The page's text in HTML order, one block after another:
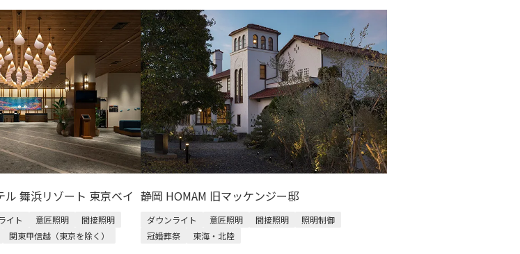
舞浜リゾート 東京ベイ
イト 意匠照明
間接照明
関東甲信越（東京を除く）
静岡 HOMAM 旧マッケンジー邸
ダウンライト 意匠照明 間接照明
照明制御
冠婚葬祭
東海・北陸